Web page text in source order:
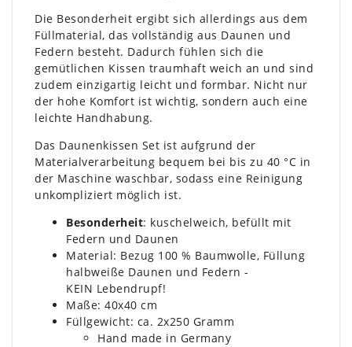
Die Besonderheit ergibt sich allerdings aus dem
Füllmaterial, das vollständig aus Daunen und
Federn besteht. Dadurch fühlen sich die
gemütlichen Kissen traumhaft weich an und sind
zudem einzigartig leicht und formbar. Nicht nur
der hohe Komfort ist wichtig, sondern auch eine
leichte Handhabung.
Das Daunenkissen Set ist aufgrund der
Materialverarbeitung bequem bei bis zu 40 °C in
der Maschine waschbar, sodass eine Reinigung
unkompliziert möglich ist.
Besonderheit: kuschelweich, befüllt mit
Federn und Daunen
Material: Bezug 100 % Baumwolle, Füllung
halbweiße Daunen und Federn -
KEIN Lebendrupf!
Maße: 40x40 cm
Füllgewicht: ca. 2x250 Gramm
Hand made in Germany